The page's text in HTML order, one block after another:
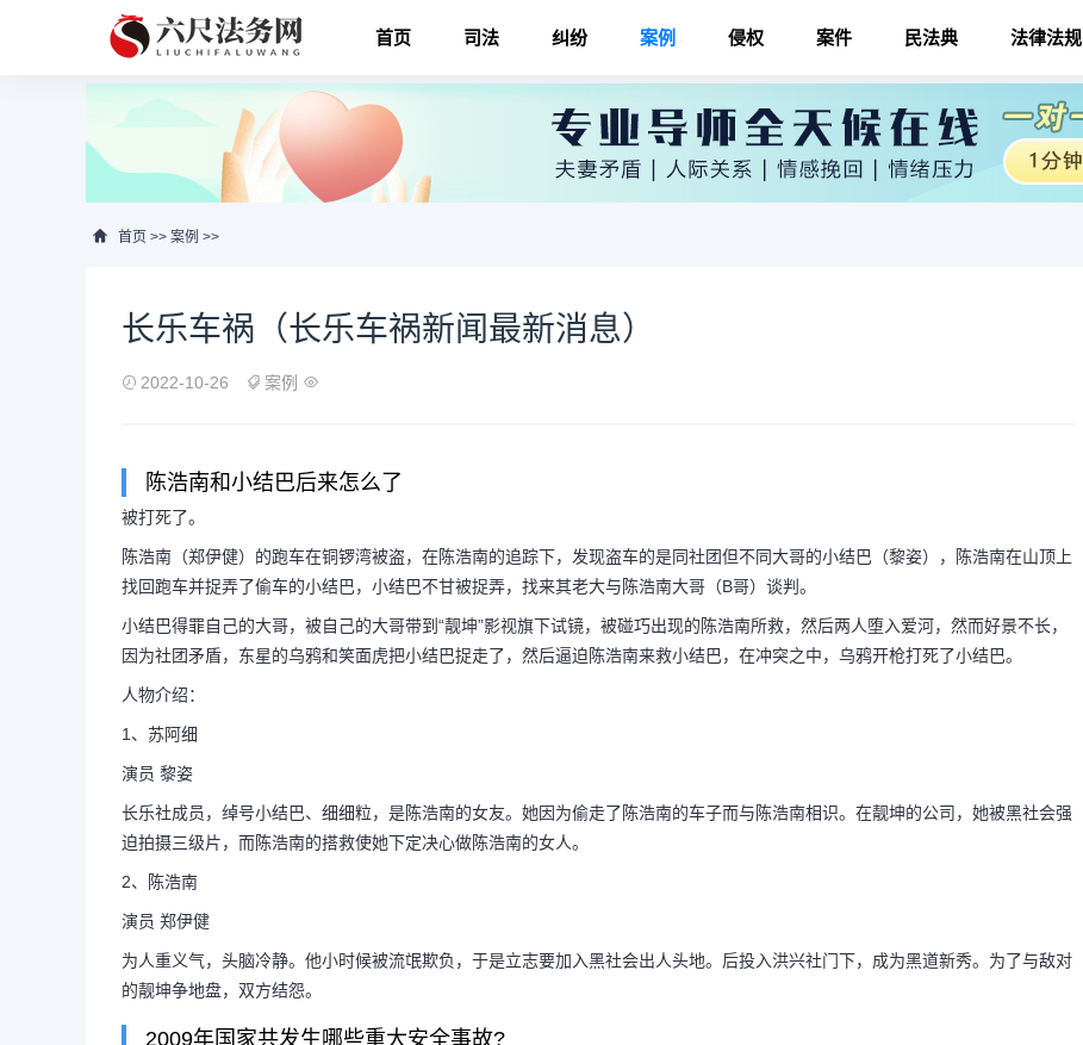
首页 司法 纠纷 案例 侵权 案件 民法典 法律法规
首页 >> 案例 >>
长乐车祸（长乐车祸新闻最新消息）
2022-10-26 案例
陈浩南和小结巴后来怎么了
被打死了。
陈浩南（郑伊健）的跑车在铜锣湾被盗，在陈浩南的追踪下，发现盗车的是同社团但不同大哥的小结巴（黎姿），陈浩南在山顶上
找回跑车并捉弄了偷车的小结巴，小结巴不甘被捉弄，找来其老大与陈浩南大哥（B哥）谈判。
小结巴得罪自己的大哥，被自己的大哥带到“靓坤”影视旗下试镜，被碰巧出现的陈浩南所救，然后两人堕入爱河，然而好景不长，
因为社团矛盾，东星的乌鸦和笑面虎把小结巴捉走了，然后逼迫陈浩南来救小结巴，在冲突之中，乌鸦开枪打死了小结巴。
人物介绍：
1、苏阿细
演员 黎姿
长乐社成员，绰号小结巴、细细粒，是陈浩南的女友。她因为偷走了陈浩南的车子而与陈浩南相识。在靓坤的公司，她被黑社会强
迫拍摄三级片，而陈浩南的搭救使她下定决心做陈浩南的女人。
2、陈浩南
演员 郑伊健
为人重义气，头脑冷静。他小时候被流氓欺负，于是立志要加入黑社会出人头地。后投入洪兴社门下，成为黑道新秀。为了与敌对
的靓坤争地盘，双方结怨。
2009年国家共发生哪些重大安全事故?
长乐车祸（长乐车祸新闻最新消息）
陈浩南和小结巴后来怎么了 被打死了。陈浩南（郑伊
健）的跑车在铜锣湾被盗，在陈浩南的追踪下，发现盗车的
是同社团但不同大哥的小结巴（黎姿），陈浩南在山顶上找
回跑车并捉弄...